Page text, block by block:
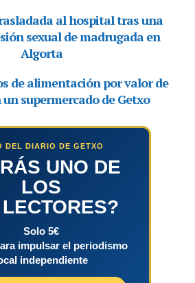
DEL DIARIO DE GETXO
UNO DE
LOS
Solo 5€
impulsar el periodismo
independiente